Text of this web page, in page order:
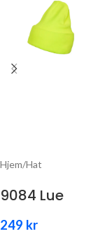
Hjem/Hat
9084 Lue
249 kr